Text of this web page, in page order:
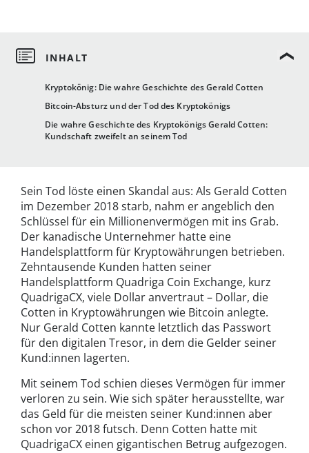
Kryptokönig: Die wahre Geschichte des Gerald Cotten
Bitcoin-Absturz und der Tod des Kryptokönigs
Die wahre Geschichte des Kryptokönigs Gerald Cotten:
Kundschaft zweifelt an seinem Tod
Sein Tod löste einen Skandal aus: Als Gerald Cotten
im Dezember 2018 starb, nahm er angeblich den
Schlüssel für ein Millionenvermögen mit ins Grab.
Der kanadische Unternehmer hatte eine
Handelsplattform für Kryptowährungen betrieben.
Zehntausende Kunden hatten seiner
Handelsplattform Quadriga Coin Exchange, kurz
QuadrigaCX, viele Dollar anvertraut – Dollar, die
Cotten in Kryptowährungen wie Bitcoin anlegte.
Nur Gerald Cotten kannte letztlich das Passwort
für den digitalen Tresor, in dem die Gelder seiner
Kund:innen lagerten.
Mit seinem Tod schien dieses Vermögen für immer
verloren zu sein. Wie sich später herausstellte, war
das Geld für die meisten seiner Kund:innen aber
schon vor 2018 futsch. Denn Cotten hatte mit
QuadrigaCX einen gigantischen Betrug aufgezogen.